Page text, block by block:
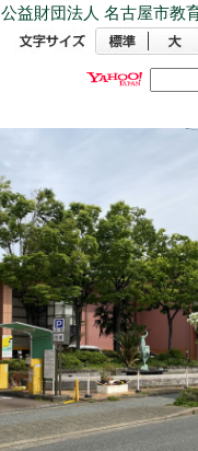
公益財団法人 名古屋市教